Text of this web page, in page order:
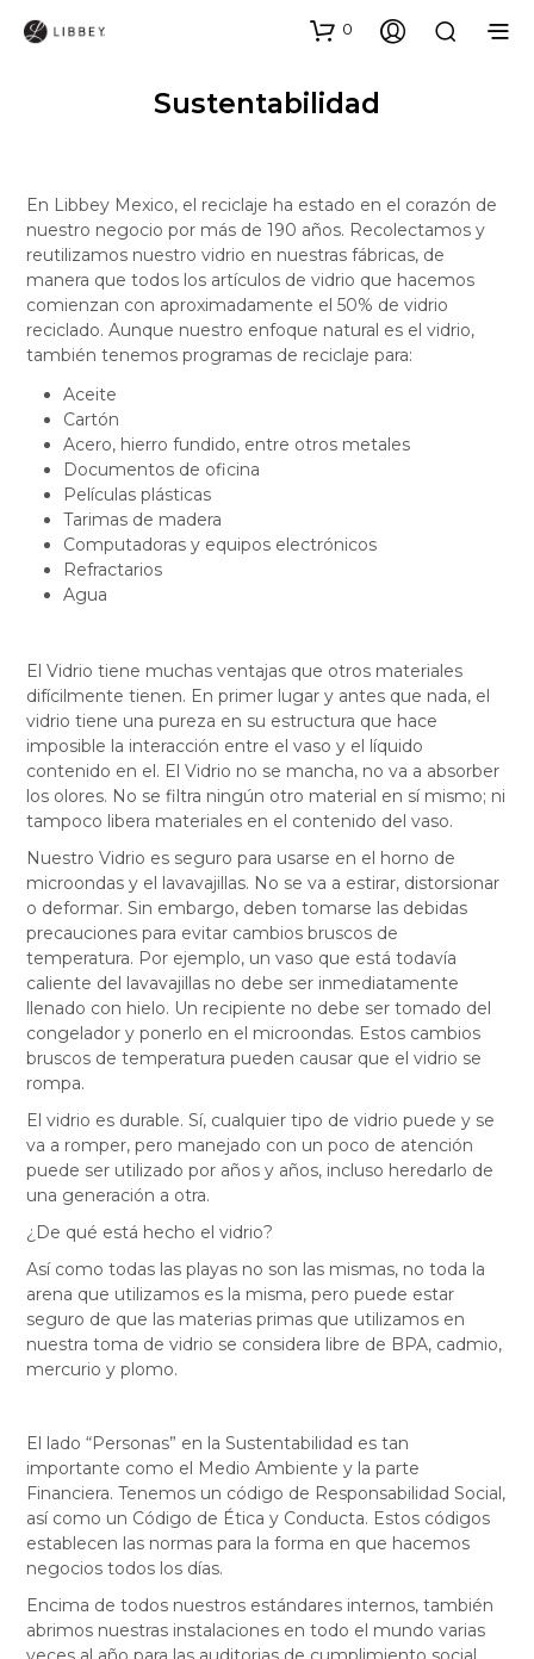
0
Sustentabilidad
En Libbey Mexico, el reciclaje ha estado en el corazón de
nuestro negocio por más de 190 años. Recolectamos y
reutilizamos nuestro vidrio en nuestras fábricas, de
manera que todos los artículos de vidrio que hacemos
comienzan con aproximadamente el 50% de vidrio
reciclado. Aunque nuestro enfoque natural es el vidrio,
también tenemos programas de reciclaje para:
Aceite
Cartón
Acero, hierro fundido, entre otros metales
Documentos de oficina
Películas plásticas
Tarimas de madera
Computadoras y equipos electrónicos
Refractarios
Agua
El Vidrio tiene muchas ventajas que otros materiales
difícilmente tienen. En primer lugar y antes que nada, el
vidrio tiene una pureza en su estructura que hace
imposible la interacción entre el vaso y el líquido
contenido en el. El Vidrio no se mancha, no va a absorber
los olores. No se filtra ningún otro material en sí mismo; ni
tampoco libera materiales en el contenido del vaso.
Nuestro Vidrio es seguro para usarse en el horno de
microondas y el lavavajillas. No se va a estirar, distorsionar
o deformar. Sin embargo, deben tomarse las debidas
precauciones para evitar cambios bruscos de
temperatura. Por ejemplo, un vaso que está todavía
caliente del lavavajillas no debe ser inmediatamente
llenado con hielo. Un recipiente no debe ser tomado del
congelador y ponerlo en el microondas. Estos cambios
bruscos de temperatura pueden causar que el vidrio se
rompa.
El vidrio es durable. Sí, cualquier tipo de vidrio puede y se
va a romper, pero manejado con un poco de atención
puede ser utilizado por años y años, incluso heredarlo de
una generación a otra.
¿De qué está hecho el vidrio?
Así como todas las playas no son las mismas, no toda la
arena que utilizamos es la misma, pero puede estar
seguro de que las materias primas que utilizamos en
nuestra toma de vidrio se considera libre de BPA, cadmio,
mercurio y plomo.
El lado “Personas” en la Sustentabilidad es tan
importante como el Medio Ambiente y la parte
Financiera. Tenemos un código de Responsabilidad Social,
así como un Código de Ética y Conducta. Estos códigos
establecen las normas para la forma en que hacemos
negocios todos los días.
Encima de todos nuestros estándares internos, también
abrimos nuestras instalaciones en todo el mundo varias